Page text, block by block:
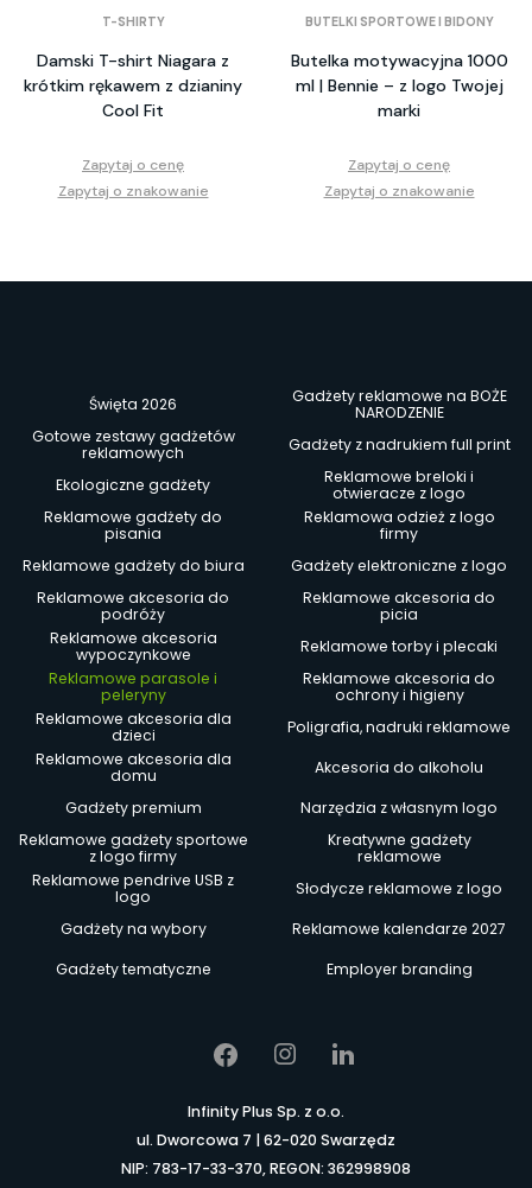
T-SHIRTY
Damski T-shirt Niagara z
krótkim rękawem z dzianiny
Cool Fit
Zapytaj o cenę
Zapytaj o znakowanie
BUTELKI SPORTOWE I BIDONY
Butelka motywacyjna 1000
ml | Bennie – z logo Twojej
marki
Zapytaj o cenę
Zapytaj o znakowanie
Święta 2026
Gadżety reklamowe na BOŻE
NARODZENIE
Gotowe zestawy gadżetów
reklamowych
Gadżety z nadrukiem full print
Ekologiczne gadżety
Reklamowe breloki i
otwieracze z logo
Reklamowe gadżety do
pisania
Reklamowa odzież z logo
firmy
Reklamowe gadżety do biura
Gadżety elektroniczne z logo
Reklamowe akcesoria do
podróży
Reklamowe akcesoria do
picia
Reklamowe akcesoria
wypoczynkowe
Reklamowe torby i plecaki
Reklamowe parasole i
peleryny
Reklamowe akcesoria do
ochrony i higieny
Reklamowe akcesoria dla
dzieci
Poligrafia, nadruki reklamowe
Reklamowe akcesoria dla
domu
Akcesoria do alkoholu
Gadżety premium
Narzędzia z własnym logo
Reklamowe gadżety sportowe
z logo firmy
Kreatywne gadżety
reklamowe
Reklamowe pendrive USB z
logo
Słodycze reklamowe z logo
Gadżety na wybory
Reklamowe kalendarze 2027
Gadżety tematyczne
Employer branding
Infinity Plus Sp. z o.o.
ul. Dworcowa 7 | 62-020 Swarzędz
NIP: 783-17-33-370, REGON: 362998908